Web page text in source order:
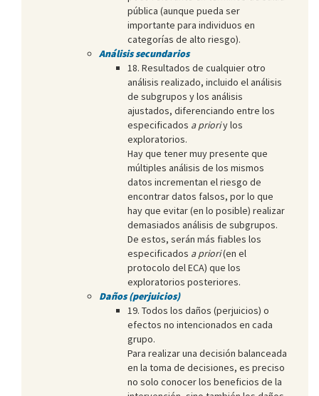
pública (aunque pueda ser
importante para individuos en
categorías de alto riesgo).
Análisis secundarios
18. Resultados de cualquier otro
análisis realizado, incluido el análisis
de subgrupos y los análisis
ajustados, diferenciando entre los
especificados a prioriy los
exploratorios.
Hay que tener muy presente que
múltiples análisis de los mismos
datos incrementan el riesgo de
encontrar datos falsos, por lo que
hay que evitar (en lo posible) realizar
demasiados análisis de subgrupos.
De estos, serán más fiables los
especificados a priori(en el
protocolo del ECA) que los
exploratorios posteriores.
Daños (perjuicios)
19. Todos los daños (perjuicios) o
efectos no intencionados en cada
grupo.
Para realizar una decisión balanceada
en la toma de decisiones, es preciso
no solo conocer los beneficios de la